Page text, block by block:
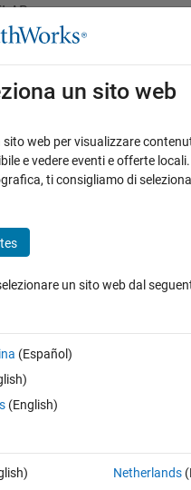
un sito web
sito web per visualizzare
e vedere eventi e offerte
ti consigliamo di
un sito web dal
(Español)
(English)
Netherlands